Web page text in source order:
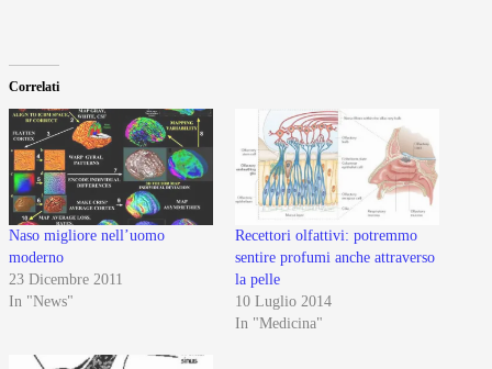
Correlati
Naso migliore nell’uomo
moderno
23 Dicembre 2011
In "News"
Recettori olfattivi: potremmo
sentire profumi anche attraverso
la pelle
10 Luglio 2014
In "Medicina"